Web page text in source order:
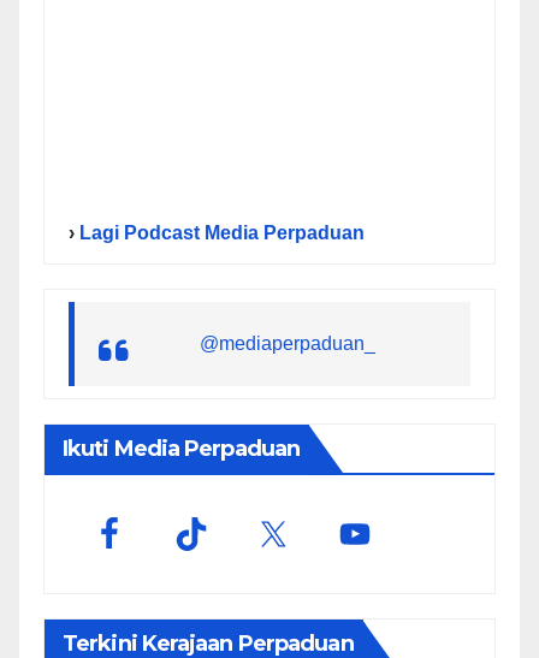
› Lagi Podcast Media Perpaduan
@mediaperpaduan_
Ikuti Media Perpaduan
Terkini Kerajaan Perpaduan